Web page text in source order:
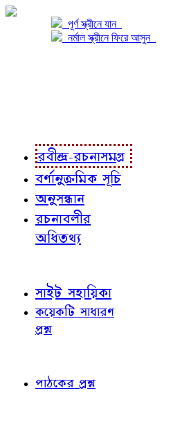
পূর্ণ স্ক্রীনে যান
নর্মাল স্ক্রীনে ফিরে আসুন
রবীন্দ্র-রচনাসমগ্র
বর্ণানুক্রমিক সূচি
অনুসন্ধান
রচনাবলীর
অধিতথ্য
সাইট সহায়িকা
কয়েকটি সাধারণ
প্রশ্ন
পাঠকের প্রশ্ন